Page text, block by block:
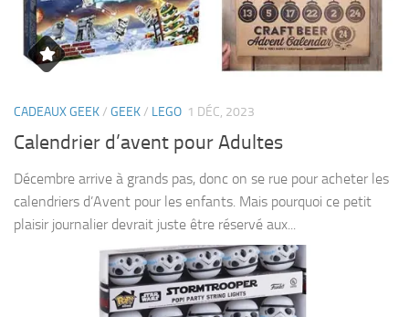
CADEAUX GEEK/ GEEK/ LEGO 1 DÉC, 2023
Calendrier d’avent pour Adultes
Décembre arrive à grands pas, donc on se rue pour acheter les
calendriers d’Avent pour les enfants. Mais pourquoi ce petit
plaisir journalier devrait juste être réservé aux...